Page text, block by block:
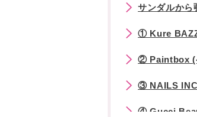
サンダルから
① Kure
② Paintbox (
③ NAILS INC
④ Gucci